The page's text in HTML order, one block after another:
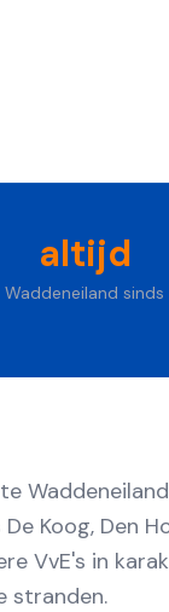
altijd
Waddeneiland sinds
Koog, Den
VvE's in
stranden.